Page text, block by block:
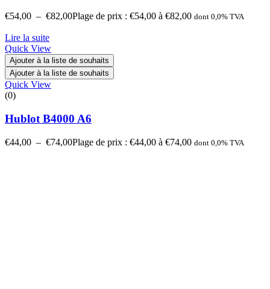
€54,00 – €82,00Plage de prix : €54,00 à €82,00 dont 0,0% TVA
Lire la suite
Quick View
Ajouter à la liste de souhaits
Ajouter à la liste de souhaits
Quick View
(0)
Hublot B4000 A6
€44,00 – €74,00Plage de prix : €44,00 à €74,00 dont 0,0% TVA